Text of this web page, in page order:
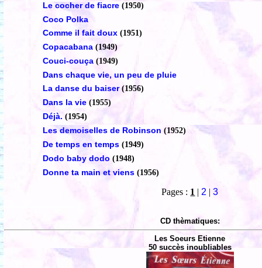
Le cocher de fiacre (1950)
Coco Polka
Comme il fait doux (1951)
Copacabana (1949)
Couci-couça (1949)
Dans chaque vie, un peu de pluie
La danse du baiser (1956)
Dans la vie (1955)
Déjà. (1954)
Les demoiselles de Robinson (1952)
De temps en temps (1949)
Dodo baby dodo (1948)
Donne ta main et viens (1956)
Pages : 1 | 2 |3
CD thèmatiques:
Les Soeurs Etienne
50 succès inoubliables